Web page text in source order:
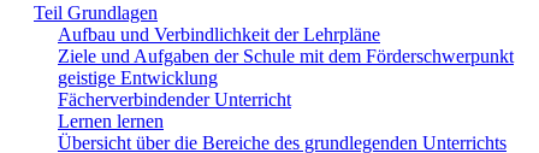
Teil Grundlagen
Aufbau und Verbindlichkeit der Lehrpläne
Ziele und Aufgaben der Schule mit dem Förderschwerpunkt
geistige Entwicklung
Fächerverbindender Unterricht
Lernen lernen
Übersicht über die Bereiche des grundlegenden Unterrichts